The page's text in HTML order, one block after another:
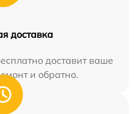
доставка
доставит ваше
и обратно.